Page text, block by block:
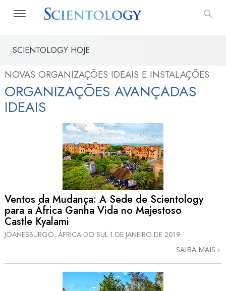
SCIENTOLOGY HOJE
NOVAS ORGANIZAÇÕES IDEAIS E INSTALAÇÕES
ORGANIZAÇÕES AVANÇADAS
IDEAIS
Ventos da Mudança: A Sede de Scientology
para a África Ganha Vida no Majestoso
Castle Kyalami
JOANESBURGO, ÁFRICA DO SUL 1 DE JANEIRO DE 2019
SAIBA MAIS